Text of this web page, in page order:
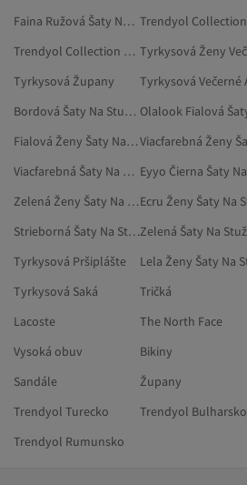
Faina Ružová Šaty Na Stužkovú
Trendyol Collection Ecru Šaty Na Stužkovú
Tyrkysová Župany
Bordová Šaty Na Stužkovú
Fialová Ženy Šaty Na Stužkovú
Viacfarebná Šaty Na Stužkovú
Zelená Ženy Šaty Na Stužkovú
Strieborná Šaty Na Stužkovú
Tyrkysová Pršiplášte
Tyrkysová Saká
Tričká
Lacoste
The North Face
Vysoká obuv
Bikiny
Sandále
Župany
Trendyol Turecko
Trendyol Bulharsko
Trendyol Rumunsko